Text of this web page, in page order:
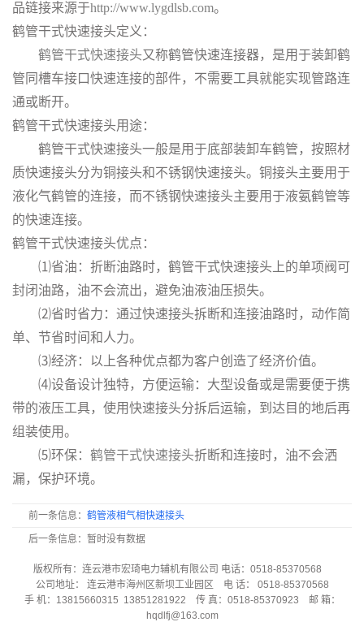
品链接来源于http://www.lygdlsb.com。
鹤管干式快速接头定义：
鹤管干式快速接头又称鹤管快速连接器，是用于装卸鹤
管同槽车接口快速连接的部件，不需要工具就能实现管路连
通或断开。
鹤管干式快速接头用途：
鹤管干式快速接头一般是用于底部装卸车鹤管，按照材
质快速接头分为铜接头和不锈钢快速接头。铜接头主要用于
液化气鹤管的连接，而不锈钢快速接头主要用于液氨鹤管等
的快速连接。
鹤管干式快速接头优点：
⑴省油：折断油路时，鹤管干式快速接头上的单项阀可
封闭油路，油不会流出，避免油液油压损失。
⑵省时省力：通过快速接头拆断和连接油路时，动作简
单、节省时间和人力。
⑶经济：以上各种优点都为客户创造了经济价值。
⑷设备设计独特，方便运输：大型设备或是需要便于携
带的液压工具，使用快速接头分拆后运输，到达目的地后再
组装使用。
⑸环保： 鹤管干式快速接头折断和连接时，油不会洒
漏，保护环境。
前一条信息： 鹤管液相气相快速接头
后一条信息：暂时没有数据
版权所有：连云港市宏琦电力辅机有限公司 电话：0518-85370568
公司地址： 连云港市海州区新坝工业园区 电 话： 0518-85370568
手 机：13815660315 13851281922 传 真：0518-85370923 邮 箱：
hqdlfj@163.com